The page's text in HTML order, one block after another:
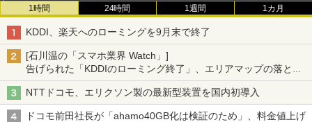
1時間 24時間 1週間 1カ月
KDDI、楽天へのローミングを9月末で終了
[石川温の「スマホ業界 Watch」]
告げられた「KDDIのローミング終了」、エリアマップの落とし
穴と楽天モバイルの課題
NTTドコモ、エリクソン製の最新型装置を国内初導入
ドコモ前田社長が「ahamo40GB化は検証のため」、料金値上げ